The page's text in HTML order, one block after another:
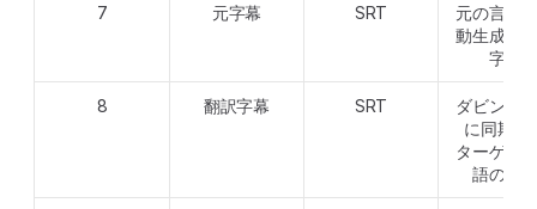
7 元字幕 SRT
元の言語
動生成さ
字幕
8 翻訳字幕 SRT
ダビング
に同期し
ターゲッ
語の字